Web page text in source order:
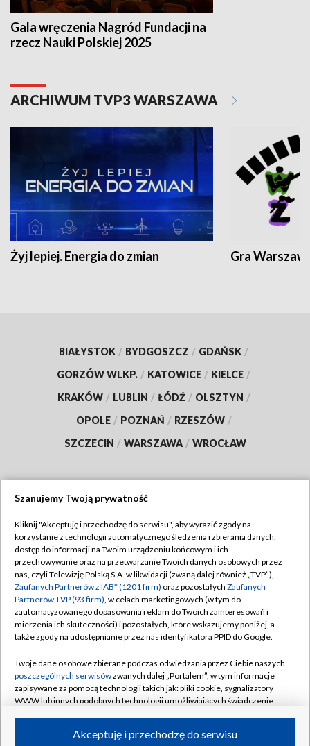
Gala wręczenia Nagród Fundacji na
rzecz Nauki Polskiej 2025
ARCHIWUM TVP3 WARSZAWA
Żyj lepiej. Energia do zmian Gra
BIAŁYSTOK / BYDGOSZCZ / GDAŃSK /
GORZÓW WLKP. / KATOWICE / KIELCE /
KRAKÓW / LUBLIN / ŁÓDŹ / OLSZTYN /
OPOLE / POZNAŃ / RZESZÓW /
SZCZECIN / WARSZAWA / WROCŁAW
TVP
Abonament TVP
Emisja w TVP
Centrum informacji TVP
Naziemna Telewizja Cyfrowa
Rada Programowa
System NOS
Informacje o nadawcy
Program dla prasy
Regulamin TVP
Polityka prywatności
Moje zgody
Pomoc
Kontakt
Kanały
Szanujemy Twoją prywatność
Kliknij "Akceptuję i przechodzę do serwisu", aby wyrazić zgody na
korzystanie z technologii automatycznego śledzenia i zbierania danych,
dostęp do informacji na Twoim urządzeniu końcowym i ich
przechowywanie oraz na przetwarzanie Twoich danych osobowych przez
nas, czyli Telewizję Polską S.A. w likwidacji (zwaną dalej również „TVP”),
Zaufanych Partnerów z IAB* (1201 firm) oraz pozostałych Zaufanych
Partnerów TVP (93 firm), w celach marketingowych (w tym do
zautomatyzowanego dopasowania reklam do Twoich zainteresowań i
mierzenia ich skuteczności) i pozostałych, które wskazujemy poniżej, a
także zgody na udostępnianie przez nas identyfikatora PPID do Google.
Twoje dane osobowe zbierane podczas odwiedzania przez Ciebie naszych
poszczególnych serwisówzwanych dalej „Portalem”, w tym informacje
zapisywane za pomocą technologii takich jak: pliki cookie, sygnalizatory
WWW lub innych podobnych technologii umożliwiających świadczenie
ruchu w Internecie.Akceptuję i przechodzę do serwisu